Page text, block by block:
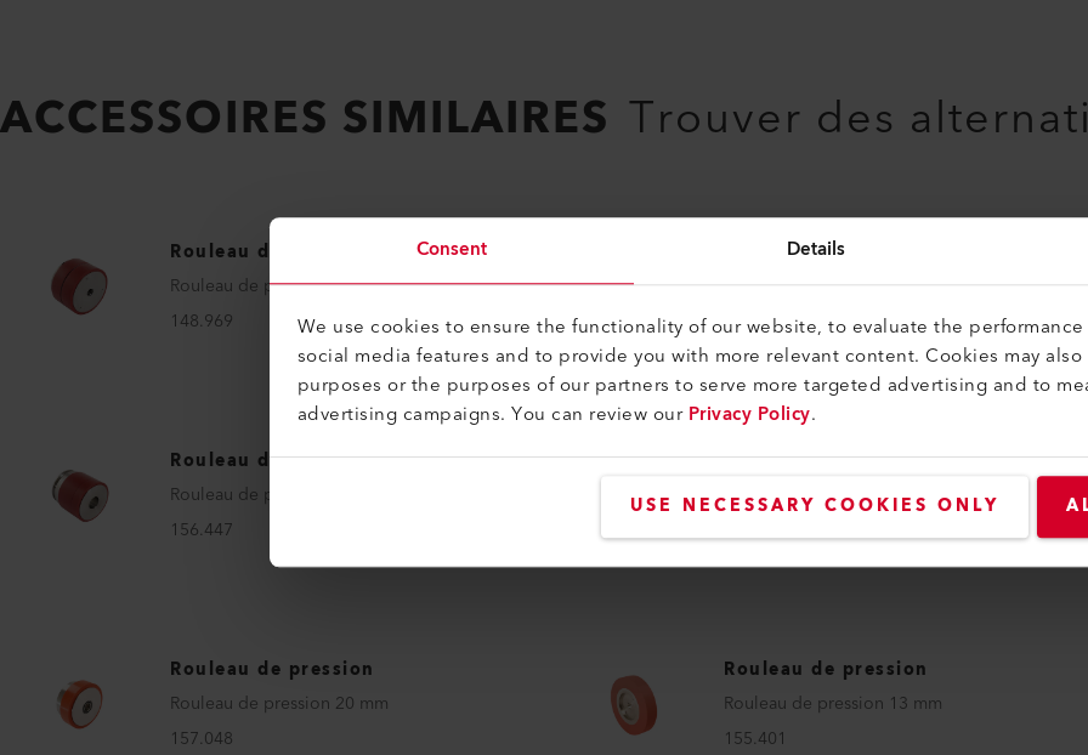
Consent Details
We use cookies to ensure the functionality of our website, to evaluate the
social media features and to provide you with more relevant content. Cookies may
purposes or the purposes of our partners to serve more targeted advertising and to
advertising campaigns. You can review ourPrivacy Policy.
USE NECESSARY COOKIES ONLY
ACCESSOIRES SIMILAIRES Trouver des
Rouleau de pression
Rouleau de pression 25/50 mm
148.969
Rouleau de pression
138.938
Rouleau de pression
Rouleau de pression 80 mm
156.447
d'andainage 40 mm
143.162
Rouleau de pression
Rouleau de pression 20 mm
157.048
Rouleau de pression
Rouleau de pression 13 mm
155.401